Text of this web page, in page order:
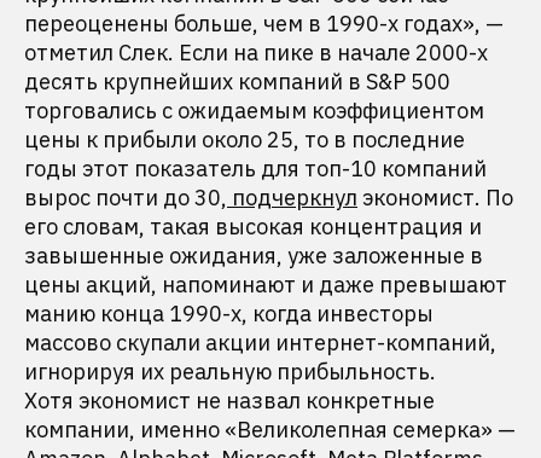
переоценены больше, чем в 1990-х годах», —
отметил Слек. Если на пике в начале 2000-х
десять крупнейших компаний в S&P 500
торговались с ожидаемым коэффициентом
цены к прибыли около 25, то в последние
годы этот показатель для топ-10 компаний
вырос почти до 30, подчеркнул экономист. По
его словам, такая высокая концентрация и
завышенные ожидания, уже заложенные в
цены акций, напоминают и даже превышают
манию конца 1990-х, когда инвесторы
массово скупали акции интернет-компаний,
игнорируя их реальную прибыльность.
Хотя экономист не назвал конкретные
компании, именно «Великолепная семерка» —